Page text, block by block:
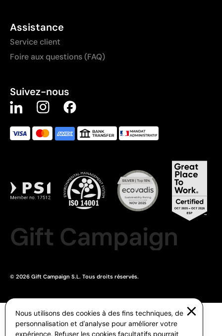
Assistance
Service client
Foire aux questions (FAQ)
Suivez-nous
Gift Campaign
© 2026 Gift Campaign S.L. Tous droits réservés.
Nous utilisons des cookies à des fins techniques, de
personnalisation et d'analyse pour améliorer votre
expérience. Refuser les cookies facultatifs pourrait